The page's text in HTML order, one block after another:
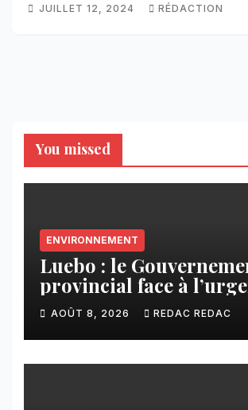
JUILLET 12, 2024 RÉDACTION
You missed
ENVIRONNEMENT
Luebo : le
provincial face à
érosions qui menacent
AOÛT 8, 2026 REDAC REDAC